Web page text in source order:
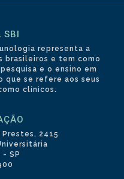
SBI
representa a
brasileiros e tem como
e o ensino em
que se refere aos seus
clínicos.
2415
- SP